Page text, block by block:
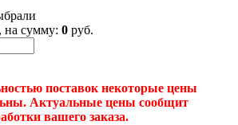
на сумму: 0 руб.
поставок некоторые цены
Актуальные цены сообщит
вашего заказа.